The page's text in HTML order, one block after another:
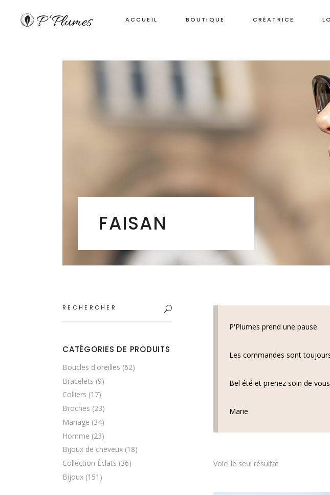
ACCUEIL BOUTIQUE CRÉATRICE
FAISAN
P'Plumes prend une pause.
Les commandes sont
Bel été et prenez soin de
Marie
Voici le seul résultat
for:
CATÉGORIES DE PRODUITS
Boucles d'oreilles (62)
Bracelets (9)
Colliers (17)
Broches (23)
Mariage (34)
Homme (23)
Bijoux de cheveux (18)
Collection Éclats (36)
Bijoux (151)